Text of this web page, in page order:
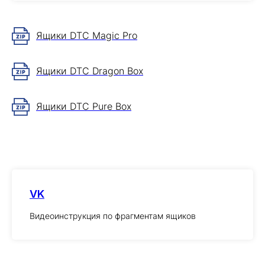
Ящики DTC Magic Pro
Ящики DTC Dragon Box
Ящики DTC Pure Box
VK
Видеоинструкция по фрагментам ящиков